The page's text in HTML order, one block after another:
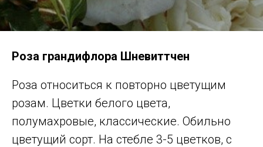
Роза грандифлора Шневиттчен
Роза относиться к повторно цветущим
розам. Цветки белого цвета,
полумахровые, классические. Обильно
цветущий сорт. На стебле 3-5 цветков, с